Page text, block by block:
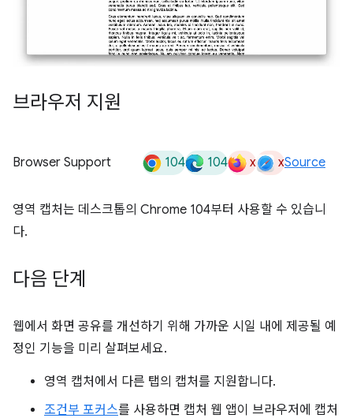
브라우저 지원
Browser Support 104 104 x xSource
영역 캡처는 데스크톱의 Chrome 104부터 사용할 수 있습니
다.
다음 단계
웹에서 화면 공유를 개선하기 위해 가까운 시일 내에 제공될 예
정인 기능을 미리 살펴보세요.
영역 캡처에서 다른 탭의 캡처를 지원합니다.
조건부 포커스를 사용하면 캡처 웹 앱이 브라우저에 캡처